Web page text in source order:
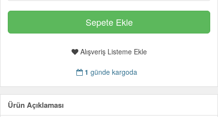
Alışveriş Listeme Ekle
1 günde kargoda
Ürün Açıklaması